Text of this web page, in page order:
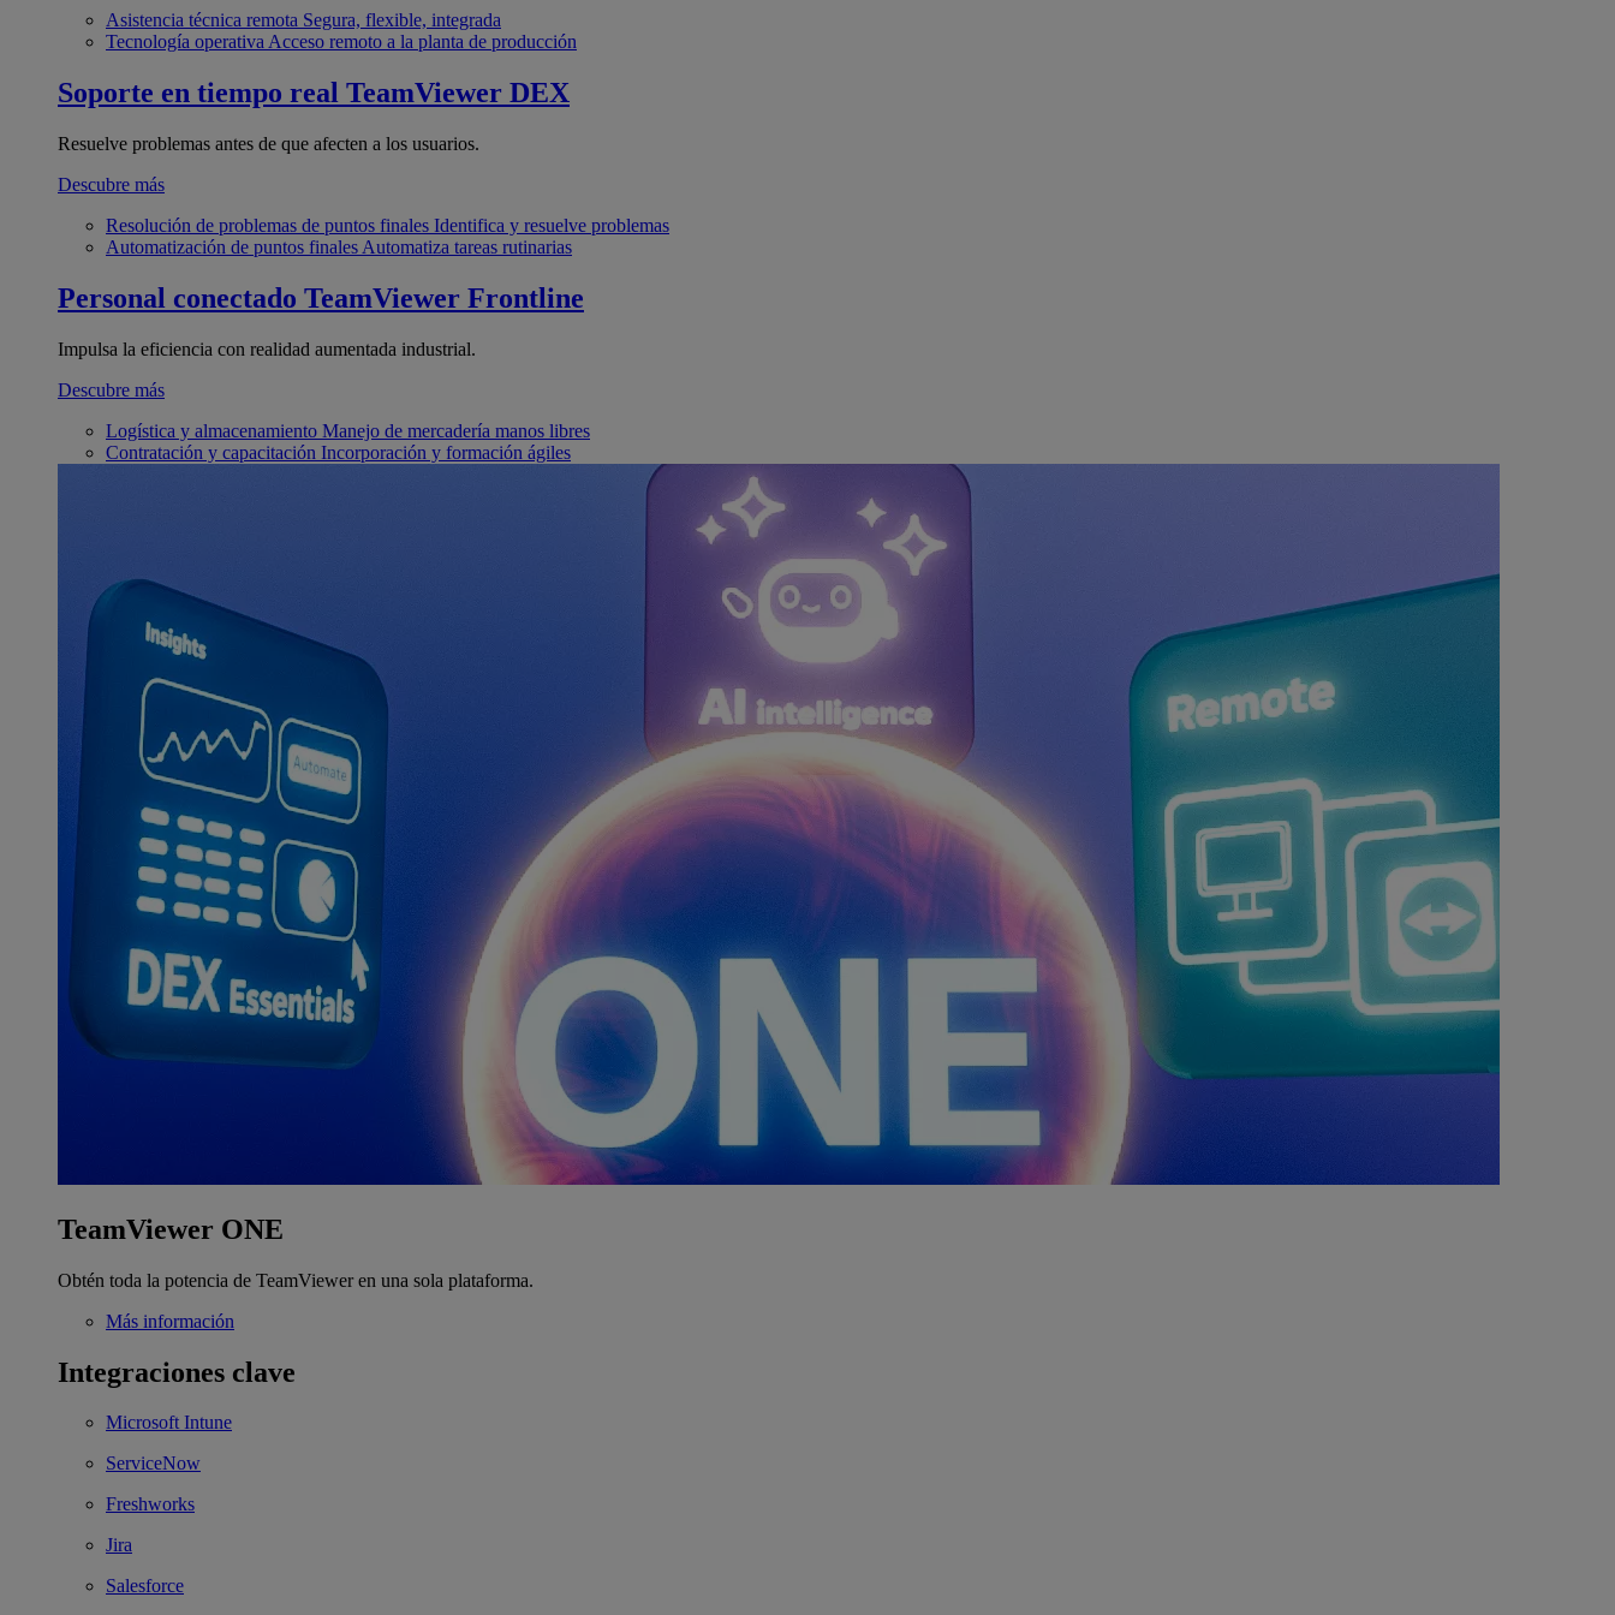
Asistencia técnica remota Segura, flexible, integrada
Tecnología operativa Acceso remoto a la planta de producción
Soporte en tiempo real TeamViewer DEX
Resuelve problemas antes de que afecten a los usuarios.
Descubre más
Resolución de problemas de puntos finales Identifica y resuelve problemas
Automatización de puntos finales Automatiza tareas rutinarias
Personal conectado TeamViewer Frontline
Impulsa la eficiencia con realidad aumentada industrial.
Descubre más
Logística y almacenamiento Manejo de mercadería manos libres
Contratación y capacitación Incorporación y formación ágiles
TeamViewer ONE
Obtén toda la potencia de TeamViewer en una sola plataforma.
Más información
Integraciones clave
Microsoft Intune
ServiceNow
Freshworks
Jira
Salesforce